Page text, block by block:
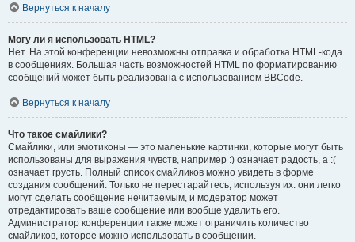
Вернуться к началу
Могу ли я использовать HTML?
Нет. На этой конференции невозможны отправка и обработка HTML-кода
в сообщениях. Большая часть возможностей HTML по форматированию
сообщений может быть реализована с использованием BBCode.
Вернуться к началу
Что такое смайлики?
Смайлики, или эмотиконы — это маленькие картинки, которые могут быть
использованы для выражения чувств, например :) означает радость, а :(
означает грусть. Полный список смайликов можно увидеть в форме
создания сообщений. Только не перестарайтесь, используя их: они легко
могут сделать сообщение нечитаемым, и модератор может
отредактировать ваше сообщение или вообще удалить его.
Администратор конференции также может ограничить количество
смайликов, которое можно использовать в сообщении.